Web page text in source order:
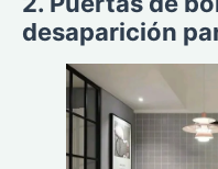
desaparición